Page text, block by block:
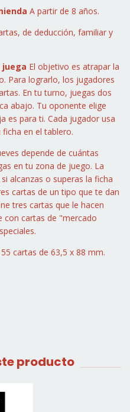
A partir de 8 años.
de deducción, familiar y
juega El objetivo es atrapar la
Para lograrlo, los jugadores
En tu turno, juegas dos
abajo. Tu oponente elige
es para ti. Cada jugador usa
en el tablero.
depende de cuántas
en tu zona de juego. La
alcanzas o superas la ficha
cartas de un tipo que te dan
tres cartas que le hacen
con cartas de "mercado
55 cartas de 63,5 x 88 mm.
producto